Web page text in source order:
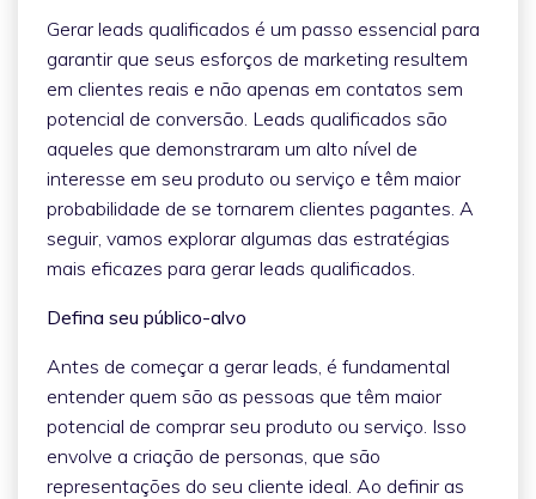
Gerar leads qualificados é um passo essencial para
garantir que seus esforços de marketing resultem
em clientes reais e não apenas em contatos sem
potencial de conversão. Leads qualificados são
aqueles que demonstraram um alto nível de
interesse em seu produto ou serviço e têm maior
probabilidade de se tornarem clientes pagantes. A
seguir, vamos explorar algumas das estratégias
mais eficazes para gerar leads qualificados.
Defina seu público-alvo
Antes de começar a gerar leads, é fundamental
entender quem são as pessoas que têm maior
potencial de comprar seu produto ou serviço. Isso
envolve a criação de personas, que são
representações do seu cliente ideal. Ao definir as